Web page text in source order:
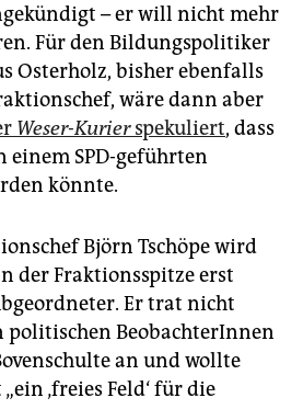
– er will nicht mehr
Für den Bildungspolitiker
Osterholz, bisher ebenfalls
wäre dann aber
Weser-Kurierspekuliert, dass
einem SPD-geführten
könnte.
Björn Tschöpe wird
der Fraktionsspitze erst
Er trat nicht
politischen BeobachterInnen
an und wollte
‚freies Feld‘ für die